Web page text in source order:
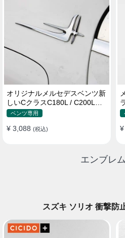
オリジナルメルセデスベンツ新
しいCクラスC180L / C200Lス
テッカーサイドサインE200L /
ベンツ専用
¥ 3,088 (税込)
エンブレ
スズキ ソリオ 衝撃防